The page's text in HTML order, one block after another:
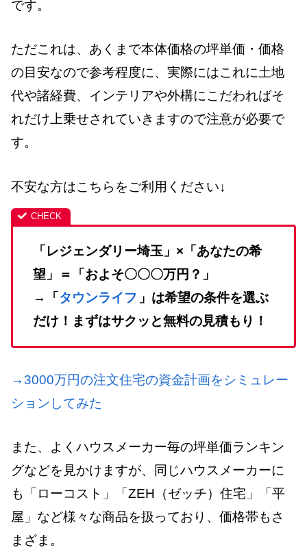
です。
ただこれは、あくまで本体価格の坪単価・価格
の目安なので参考程度に、実際にはこれに土地
代や諸経費、インテリアや外構にこだわればそ
れだけ上乗せされていきますので注意が必要で
す。
不安な方はこちらをご利用ください↓
「レジェンダリー埼玉」×「あなたの希
望」＝「およそ〇〇〇万円？」
→「タウンライフ 」は希望の条件を選ぶ
だけ！まずはサクッと無料の見積もり！
→3000万円の注文住宅の資金計画をシミュレー
ションしてみた
また、よくハウスメーカー毎の坪単価ランキン
グなどを見かけますが、同じハウスメーカーに
も「ローコスト」「ZEH（ゼッチ）住宅」「平
屋」など様々な商品を扱っており、価格帯もさ
まざま。